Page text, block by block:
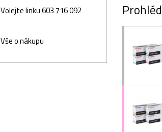
Volejte linku 603 716 092
Vše o nákupu